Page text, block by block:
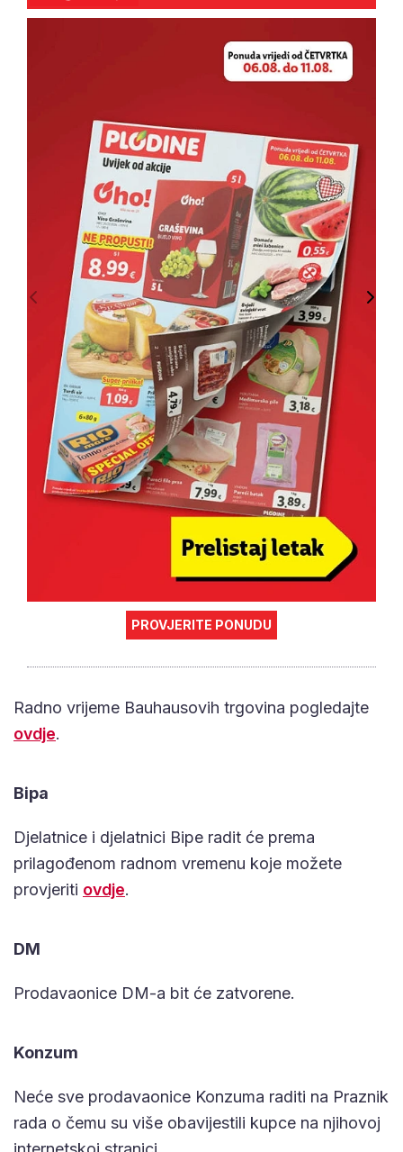
PROVJERITE PONUDU
Radno vrijeme Bauhausovih trgovina pogledajte
ovdje.
Bipa
Djelatnice i djelatnici Bipe radit će prema
prilagođenom radnom vremenu koje možete
provjeriti ovdje.
DM
Prodavaonice DM-a bit će zatvorene.
Konzum
Neće sve prodavaonice Konzuma raditi na Praznik
rada o čemu su više obavijestili kupce na njihovoj